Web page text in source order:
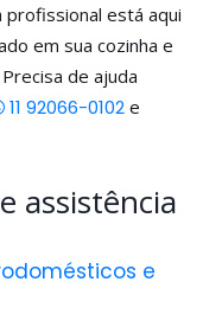
profissional está aqui
em sua cozinha e
de ajuda
11 92066-0102 e
assistência
e